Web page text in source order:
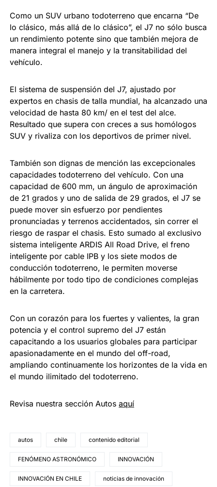
Como un SUV urbano todoterreno que encarna “De
lo clásico, más allá de lo clásico”, el J7 no sólo busca
un rendimiento potente sino que también mejora de
manera integral el manejo y la transitabilidad del
vehículo.
El sistema de suspensión del J7, ajustado por
expertos en chasis de talla mundial, ha alcanzado una
velocidad de hasta 80 km/ en el test del alce.
Resultado que supera con creces a sus homólogos
SUV y rivaliza con los deportivos de primer nivel.
También son dignas de mención las excepcionales
capacidades todoterreno del vehículo. Con una
capacidad de 600 mm, un ángulo de aproximación
de 21 grados y uno de salida de 29 grados, el J7 se
puede mover sin esfuerzo por pendientes
pronunciadas y terrenos accidentados, sin correr el
riesgo de raspar el chasis. Esto sumado al exclusivo
sistema inteligente ARDIS All Road Drive, el freno
inteligente por cable IPB y los siete modos de
conducción todoterreno, le permiten moverse
hábilmente por todo tipo de condiciones complejas
en la carretera.
Con un corazón para los fuertes y valientes, la gran
potencia y el control supremo del J7 están
capacitando a los usuarios globales para participar
apasionadamente en el mundo del off-road,
ampliando continuamente los horizontes de la vida en
el mundo ilimitado del todoterreno.
Revisa nuestra sección Autos aquí
autos chile contenido editorial
FENÓMENO ASTRONÓMICO INNOVACIÓN
INNOVACIÓN EN CHILE noticias de innovación